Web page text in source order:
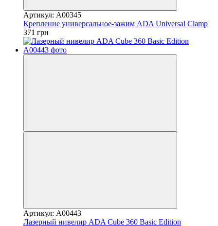
Артикул: А00345
Крепление универсальное-зажим ADA Universal Clamp
371 грн
Артикул: А00443
Лазерный нивелир ADA Cube 360 Basic Edition